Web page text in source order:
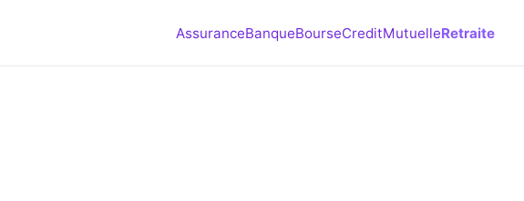
AssuranceBanqueBourseCreditMutuelleRetraite